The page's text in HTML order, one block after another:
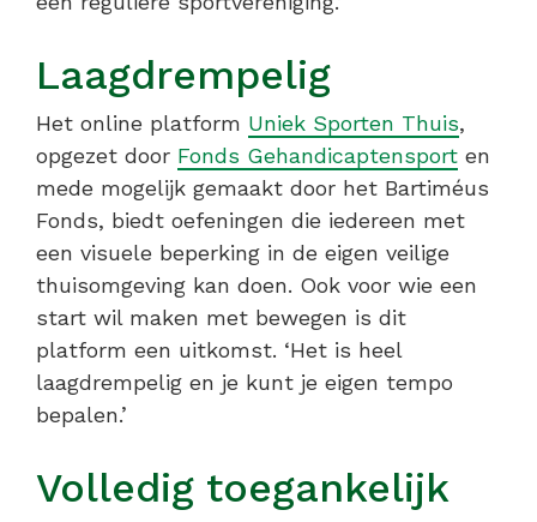
Laagdrempelig
Het online platform Uniek Sporten Thuis,
opgezet door Fonds Gehandicaptensport en
mede mogelijk gemaakt door het Bartiméus
Fonds, biedt oefeningen die iedereen met
een visuele beperking in de eigen veilige
thuisomgeving kan doen. Ook voor wie een
start wil maken met bewegen is dit
platform een uitkomst. ‘Het is heel
laagdrempelig en je kunt je eigen tempo
bepalen.’
Volledig toegankelijk